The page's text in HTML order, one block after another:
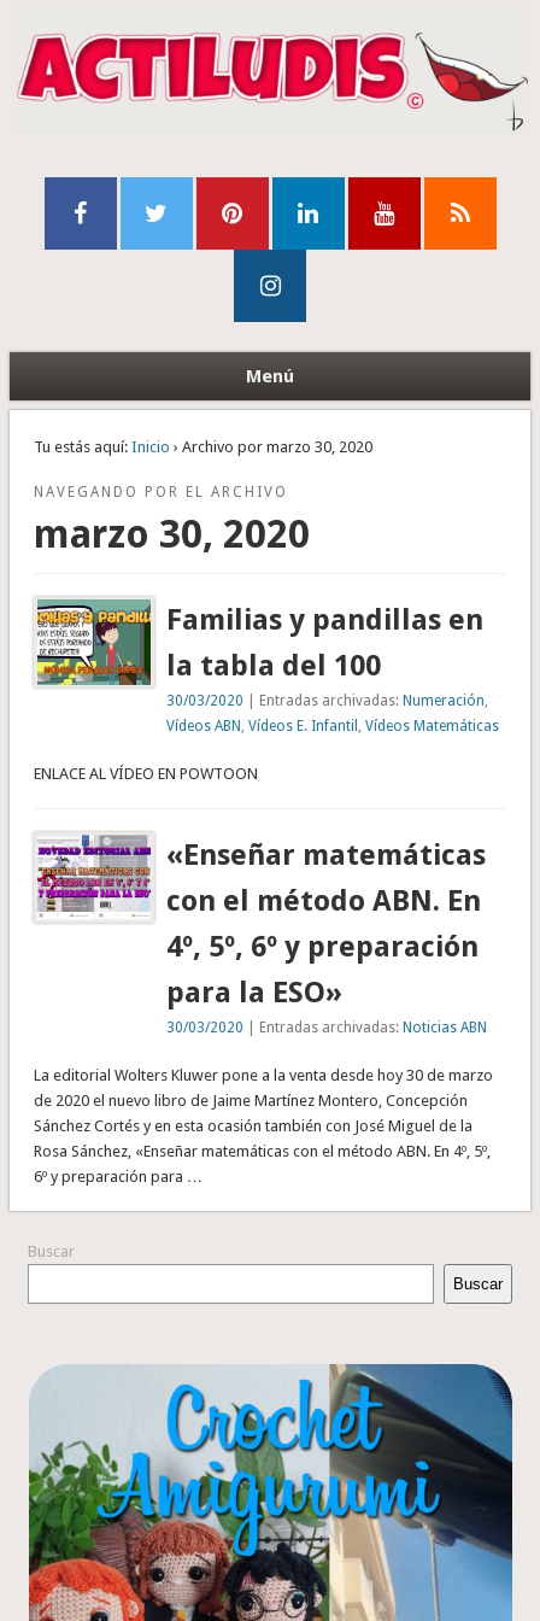
Menú
Tu estás aquí: Inicio › Archivo por marzo 30, 2020
NAVEGANDO POR EL ARCHIVO
marzo 30, 2020
Familias y pandillas en
la tabla del 100
30/03/2020 | Entradas archivadas:Numeración
Vídeos ABN ,Vídeos E. Infantil ,Vídeos Matemáticas
ENLACE AL VÍDEO EN POWTOON
«Enseñar matemáticas
con el método ABN. En
4º, 5º, 6º y preparación
para la ESO»
30/03/2020 | Entradas archivadas:Noticias ABN
La editorial Wolters Kluwer pone a la venta desde hoy 30 de marzo
de 2020 el nuevo libro de Jaime Martínez Montero, Concepción
Sánchez Cortés y en esta ocasión también con José Miguel de la
Rosa Sánchez, «Enseñar matemáticas con el método ABN. En 4º, 5º,
6º y preparación para …
Buscar
Buscar